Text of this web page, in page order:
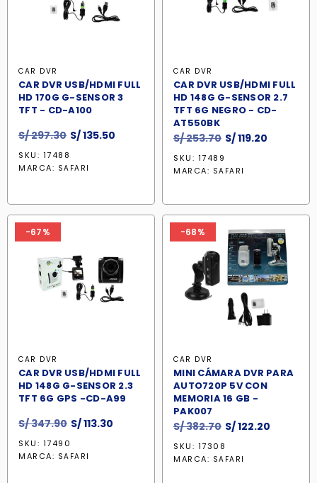
CAR DVR
CAR DVR USB/HDMI FULL
HD 170G G-SENSOR 3
TFT - CD-A100
S/297.30 El
original
S/135.50
SKU: 17488
MARCA: SAFARI
CAR DVR
CAR DVR USB/HDMI FULL
HD 148G G-SENSOR 2.7
TFT 6G NEGRO - CD-
AT550BK
S/253.70 El
original
S/119.20
SKU: 17489
MARCA: SAFARI
-67%
CAR DVR
CAR DVR USB/HDMI FULL
HD 148G G-SENSOR 2.3
TFT 6G GPS -CD-A99
S/347.90 El
original
S/113.30
SKU: 17490
MARCA: SAFARI
-68%
CAR DVR
MINI CÁMARA DVR PARA
AUTO720P 5V CON
MEMORIA 16 GB -
PAK007
S/382.70 El
original
S/122.20
SKU: 17308
MARCA: SAFARI